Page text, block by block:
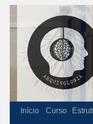
Início Curso